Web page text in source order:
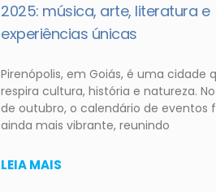
2025: música, arte, literatura e
experiências únicas
Pirenópolis, em Goiás, é uma cidade
respira cultura, história e natureza.
de outubro, o calendário de eventos
ainda mais vibrante, reunindo
LEIA MAIS